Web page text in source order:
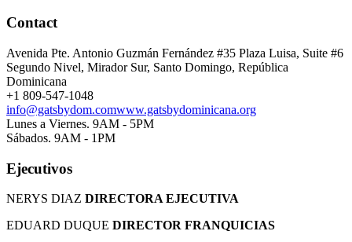
Contact
Avenida Pte. Antonio Guzmán Fernández #35 Plaza Luisa, Suite #6
Segundo Nivel, Mirador Sur, Santo Domingo, República
Dominicana
+1 809-547-1048
info@gatsbydom.comwww.gatsbydominicana.org
Lunes a Viernes. 9AM - 5PM
Sábados. 9AM - 1PM
Ejecutivos
NERYS DIAZ DIRECTORA EJECUTIVA
EDUARD DUQUE DIRECTOR FRANQUICIAS